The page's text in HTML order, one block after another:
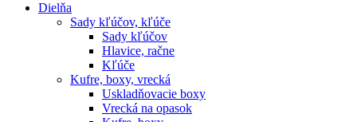
Dielňa
Sady kľúčov, kľúče
Sady kľúčov
Hlavice, račne
Kľúče
Kufre, boxy, vrecká
Uskladňovacie boxy
Vrecká na opasok